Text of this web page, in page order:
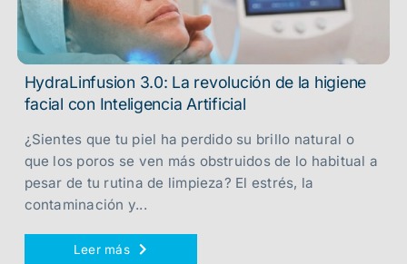
HydraLinfusion 3.0: La revolución de la higiene
facial con Inteligencia Artificial
¿Sientes que tu piel ha perdido su brillo natural o
que los poros se ven más obstruidos de lo habitual a
pesar de tu rutina de limpieza? El estrés, la
contaminación y...
Leer más